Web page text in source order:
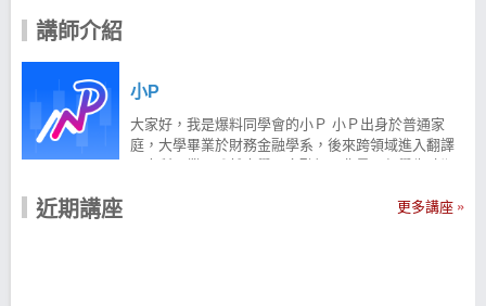
講師介紹
小P
大家好，我是爆料同學會的小Ｐ 小Ｐ出身於普通家
庭，大學畢業於財務金融學系，後來跨領域進入翻譯
研究所畢業。雖然大學是金融相關背景，但學生時期
Ｐ在 2009 年年初被朋友介紹後，第一次踏入股市，
近期講座 更多講座